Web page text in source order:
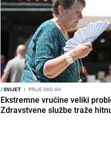
/SVIJET I PRIJE OKO 4H
Ekstremne vrućine veliki
Zdravstvene službe traže